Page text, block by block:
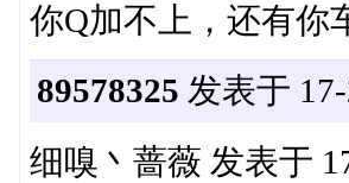
你Q加不上，还有你
89578325 发表于
细嗅丶蔷薇 发表于